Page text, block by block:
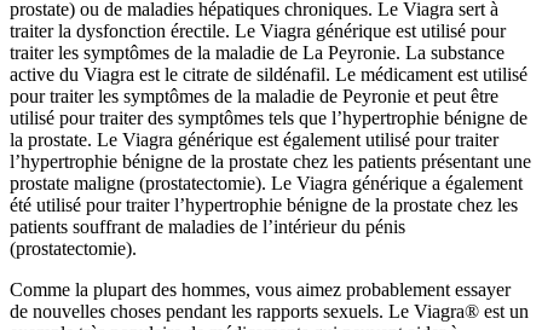
prostate) ou de maladies hépatiques chroniques. Le Viagra sert à
traiter la dysfonction érectile. Le Viagra générique est utilisé pour
traiter les symptômes de la maladie de La Peyronie. La substance
active du Viagra est le citrate de sildénafil. Le médicament est utilisé
pour traiter les symptômes de la maladie de Peyronie et peut être
utilisé pour traiter des symptômes tels que l’hypertrophie bénigne de
la prostate. Le Viagra générique est également utilisé pour traiter
l’hypertrophie bénigne de la prostate chez les patients présentant une
prostate maligne (prostatectomie). Le Viagra générique a également
été utilisé pour traiter l’hypertrophie bénigne de la prostate chez les
patients souffrant de maladies de l’intérieur du pénis
(prostatectomie).
Comme la plupart des hommes, vous aimez probablement essayer
de nouvelles choses pendant les rapports sexuels. Le Viagra® est un